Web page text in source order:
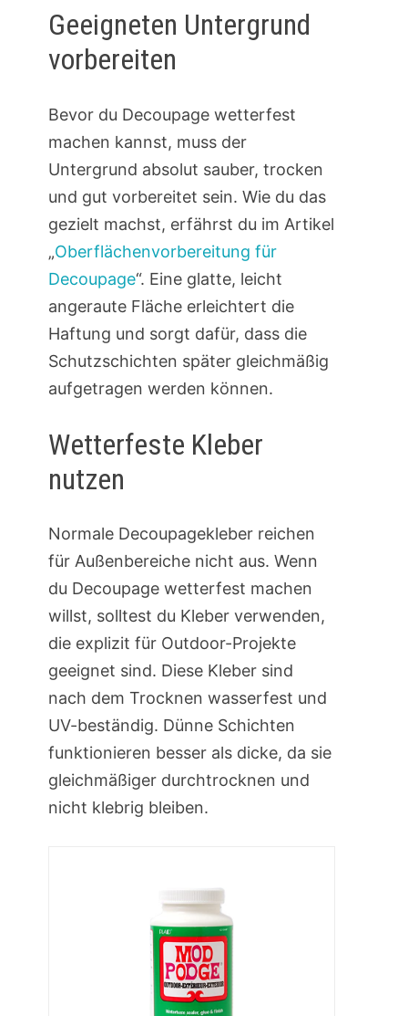
Geeigneten Untergrund
vorbereiten
Bevor du Decoupage wetterfest
machen kannst, muss der
Untergrund absolut sauber, trocken
und gut vorbereitet sein. Wie du das
gezielt machst, erfährst du im Artikel
„Oberflächenvorbereitung für
Decoupage“. Eine glatte, leicht
angeraute Fläche erleichtert die
Haftung und sorgt dafür, dass die
Schutzschichten später gleichmäßig
aufgetragen werden können.
Wetterfeste Kleber
nutzen
Normale Decoupagekleber reichen
für Außenbereiche nicht aus. Wenn
du Decoupage wetterfest machen
willst, solltest du Kleber verwenden,
die explizit für Outdoor-Projekte
geeignet sind. Diese Kleber sind
nach dem Trocknen wasserfest und
UV-beständig. Dünne Schichten
funktionieren besser als dicke, da sie
gleichmäßiger durchtrocknen und
nicht klebrig bleiben.